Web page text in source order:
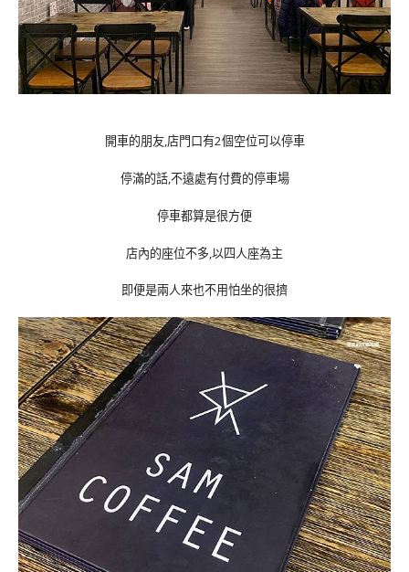
開車的朋友,店門口有2個空位可以停車
停滿的話,不遠處有付費的停車場
停車都算是很方便
店內的座位不多,以四人座為主
即便是兩人來也不用怕坐的很擠